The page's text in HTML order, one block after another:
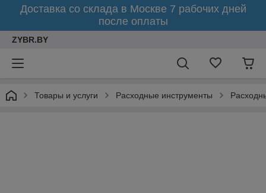
Доставка со склада в Москве 7 рабочих дней
после оплаты
ZYBR.BY
Товары и услуги Расходные инструменты